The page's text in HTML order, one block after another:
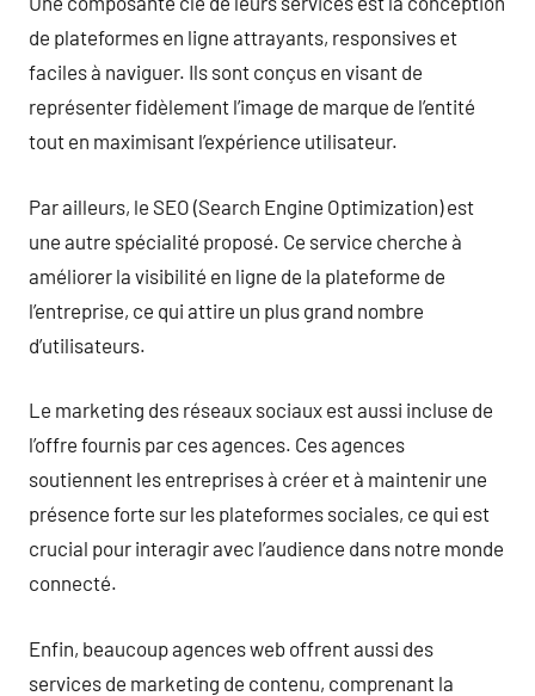
de plateformes en ligne attrayants, responsives et
faciles à naviguer. Ils sont conçus en visant de
représenter fidèlement l’image de marque de l’entité
tout en maximisant l’expérience utilisateur.
Par ailleurs, le SEO (Search Engine Optimization) est
une autre spécialité proposé. Ce service cherche à
améliorer la visibilité en ligne de la plateforme de
l’entreprise, ce qui attire un plus grand nombre
d’utilisateurs.
Le marketing des réseaux sociaux est aussi incluse de
l’offre fournis par ces agences. Ces agences
soutiennent les entreprises à créer et à maintenir une
présence forte sur les plateformes sociales, ce qui est
crucial pour interagir avec l’audience dans notre monde
connecté.
Enfin, beaucoup agences web offrent aussi des
services de marketing de contenu, comprenant la